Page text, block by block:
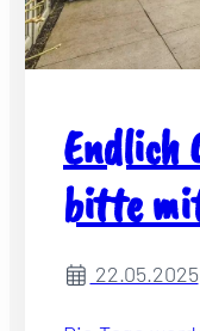
Endlich
bitte
22.05.2025